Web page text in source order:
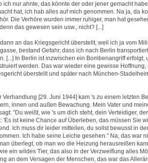
ich nur ahnte, das könnte der oder jener gemacht
hat, ich hab alles auf mich genommen. Na ja, da
Die Verhöre wurden immer ruhiger, man hat
das gewesen sein usw., nicht? [...]
an das Kriegsgericht überstellt, weil ich ja vom
bestand Gefahr, dass ich nach Berlin
[...] In Berlin ist inzwischen ein Bombenangriff erfolgt,
werden. Das war wieder eine gewisse Hoffnung,
überstellt und später nach München-
Verhandlung [29. Juni 1944] kam 's zu einem letzten
innen und außen Bewachung. Mein Vater und
"Du weißt, wie 's um dich steht, dein Verteidiger,
'Es ist keine Chance auf Überleben, das müssen Sie
Ich muss dir leider mitteilen, du sollst bewusst in
Ich habe seine Leiche gesehen." Na, das war
überlegt, ob man wo die Heizung herausreißen
ein wildes Tier, das also in der Verzweiflung alles
an dem Versagen der Menschen, das war das